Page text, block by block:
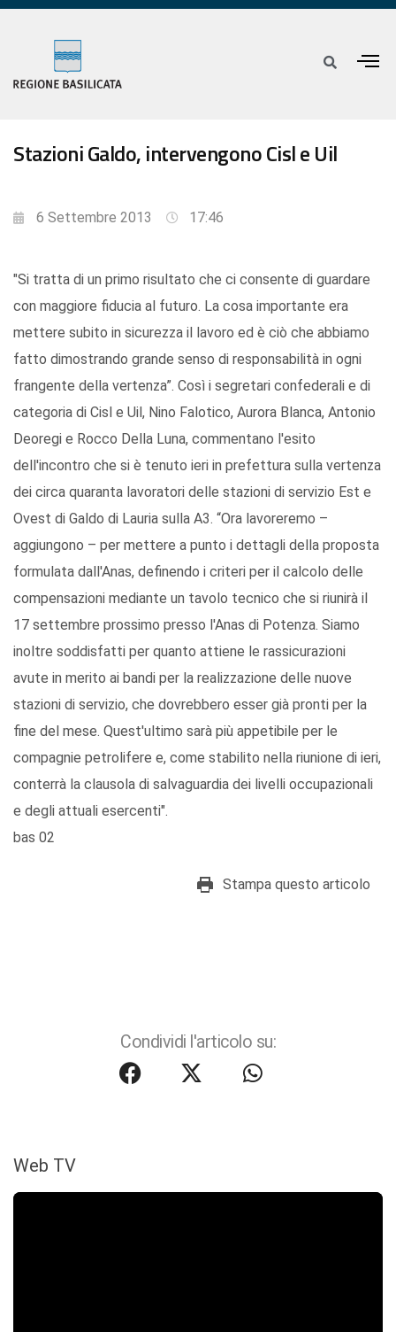
Stazioni Galdo, intervengono Cisl e Uil
6 Settembre 2013 17:46
"Si tratta di un primo risultato che ci consente di guardare
con maggiore fiducia al futuro. La cosa importante era
mettere subito in sicurezza il lavoro ed è ciò che abbiamo
fatto dimostrando grande senso di responsabilità in ogni
frangente della vertenza”. Così i segretari confederali e di
categoria di Cisl e Uil, Nino Falotico, Aurora Blanca, Antonio
Deoregi e Rocco Della Luna, commentano l'esito
dell'incontro che si è tenuto ieri in prefettura sulla vertenza
dei circa quaranta lavoratori delle stazioni di servizio Est e
Ovest di Galdo di Lauria sulla A3. “Ora lavoreremo –
aggiungono – per mettere a punto i dettagli della proposta
formulata dall'Anas, definendo i criteri per il calcolo delle
compensazioni mediante un tavolo tecnico che si riunirà il
17 settembre prossimo presso l'Anas di Potenza. Siamo
inoltre soddisfatti per quanto attiene le rassicurazioni
avute in merito ai bandi per la realizzazione delle nuove
stazioni di servizio, che dovrebbero esser già pronti per la
fine del mese. Quest'ultimo sarà più appetibile per le
compagnie petrolifere e, come stabilito nella riunione di ieri,
conterrà la clausola di salvaguardia dei livelli occupazionali
e degli attuali esercenti".
bas 02
Stampa questo articolo
Condividi l'articolo su:
Web TV